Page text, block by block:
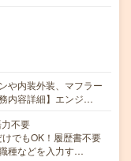
や内装外装、マフラー
内容詳細】エンジ…
不要
でもOK！履歴書不要
種などを入力す…